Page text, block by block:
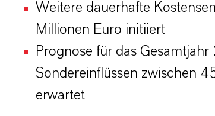
Weitere dauerhafte
Millionen Euro initiiert
Prognose für das
Sondereinflüssen zwischen
erwartet